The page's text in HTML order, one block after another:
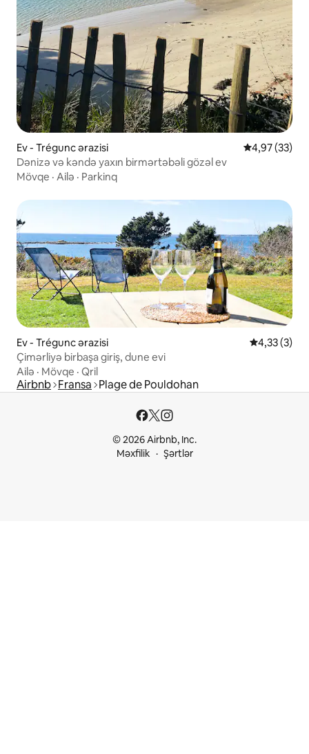
Ev - Trégunc ərazisi Ortalama
4,97 (33)
Dənizə və kəndə yaxın birmərtəbəli gözəl ev
Mövqe · Ailə · Parkinq
Ev - Trégunc ərazisi Ortalama
4,33 (3)
Çimərliyə birbaşa giriş, dune evi
Ailə · Mövqe · Qril
Airbnb Fransa Plage de Pouldohan
© 2026 Airbnb, Inc.
Məxfilik
Şərtlər